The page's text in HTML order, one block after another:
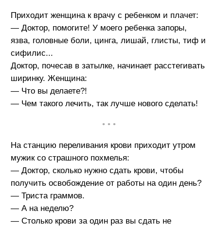
Приходит женщина к врачу с ребенком и плачет:
— Доктор, помогите! У моего ребенка запоры,
язва, головные боли, цинга, лишай, глисты, тиф и
сифилис...
Доктор, почесав в затылке, начинает расстегивать
ширинку. Женщина:
— Что вы делаете?!
— Чем такого лечить, так лучше нового сделать!
• • •
На станцию переливания крови приходит утром
мужик со страшного похмелья:
— Доктор, сколько нужно сдать крови, чтобы
получить освобождение от работы на один день?
— Триста граммов.
— А на неделю?
— Столько крови за один раз вы сдать не